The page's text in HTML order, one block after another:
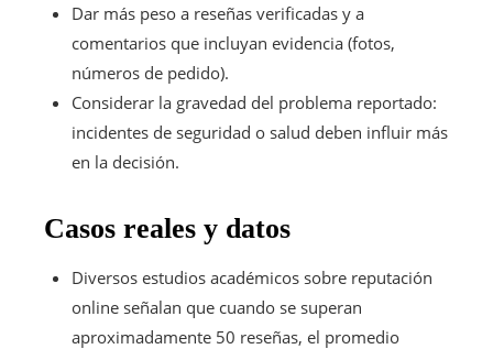
Dar más peso a reseñas verificadas y a
comentarios que incluyan evidencia (fotos,
números de pedido).
Considerar la gravedad del problema reportado:
incidentes de seguridad o salud deben influir más
en la decisión.
Casos reales y datos
Diversos estudios académicos sobre reputación
online señalan que cuando se superan
aproximadamente 50 reseñas, el promedio